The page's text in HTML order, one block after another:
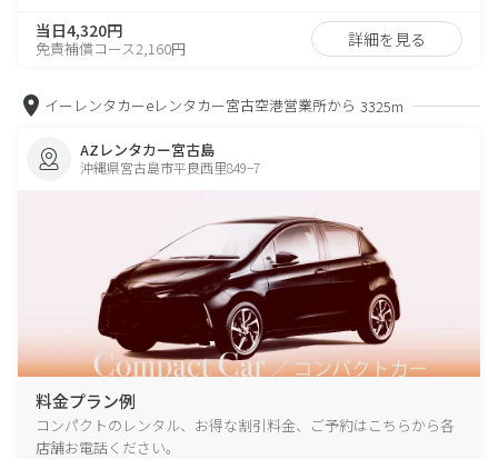
当日4,320円
免責補償コース2,160円 詳細を見る
イーレンタカーeレンタカー宮古空港営業所から 3325m
AZレンタカー宮古島
沖縄県宮古島市平良西里849−7
料金プラン例
コンパクトのレンタル、お得な割引料金、ご予約はこちらから各
店舗お電話ください。